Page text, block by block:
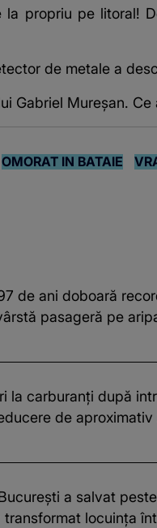
la propriu pe litoral!
de metale a
Gabriel Mureșan.
OMORAT IN BATAIE
de ani doboară
pasageră pe
la carburanți după
de
a salvat
transformat locuința